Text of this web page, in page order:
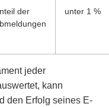
der
unter 1 %
jeder
kann
den Erfolg seines E-